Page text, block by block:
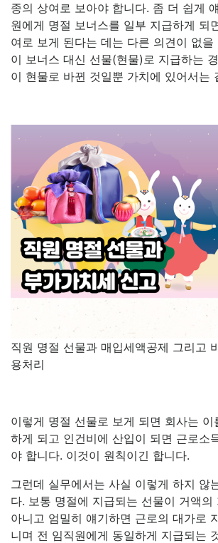
종의 상여로 보아야 합니다. 좀 더 쉽게
원에게 명절 보너스를 일부 지급하게 되
여로 보게 된다는 데는 다른 의견이 없을
이 보너스 대신 선물(현물)로 지급하는
이 현물로 바뀐 것일뿐 가치에 있어서는
직원 명절 선물과 매입세액공제 그리고
용처리
이렇게 명절 선물로 보게 되면 회사는 이
하게 되고 인건비에 산입이 되면 근로소
야 합니다. 이것이 원칙이긴 합니다.
그런데 실무에서는 사실 이렇게 하지 않
다. 보통 명절에 지급되는 선물이 거액의
아니고 엄밀히 얘기하면 근로의 대가로
니며 전 임직원에게 동일하게 지급되는